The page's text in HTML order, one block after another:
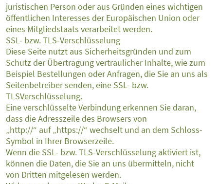
juristischen Person oder aus Gründen eines wichtigen
öffentlichen Interesses der Europäischen Union oder
eines Mitgliedstaats verarbeitet werden.
SSL- bzw. TLS-Verschlüsselung
Diese Seite nutzt aus Sicherheitsgründen und zum
Schutz der Übertragung vertraulicher Inhalte, wie zum
Beispiel Bestellungen oder Anfragen, die Sie an uns als
Seitenbetreiber senden, eine SSL- bzw.
TLSVerschlüsselung.
Eine verschlüsselte Verbindung erkennen Sie daran,
dass die Adresszeile des Browsers von
„http://“ auf „https://“ wechselt und an dem Schloss-
Symbol in Ihrer Browserzeile.
Wenn die SSL- bzw. TLS-Verschlüsselung aktiviert ist,
können die Daten, die Sie an uns übermitteln, nicht
von Dritten mitgelesen werden.